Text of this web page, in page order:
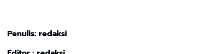
Penulis: redaksi